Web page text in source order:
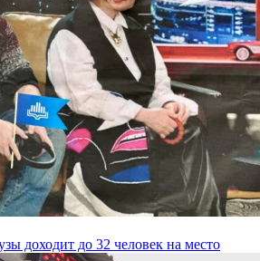
доходит до 32 человек на место